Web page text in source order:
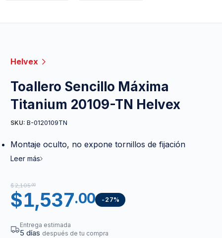
Helvex
Toallero Sencillo Máxima
Titanium 20109-TN Helvex
SKU: B-0120109TN
Montaje oculto, no expone tornillos de fijación
Leer más
$2,105.00
$1,537.00 -27%
Entrega estimada
5 días después de tu compra